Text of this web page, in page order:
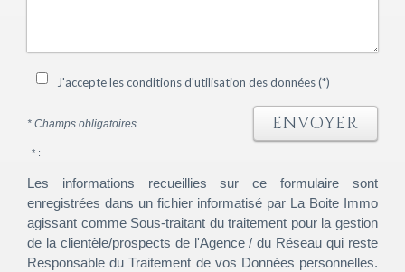
J'accepte les conditions d'utilisation des données (*)
* Champs obligatoires ENVOYER
* :
Les informations recueillies sur ce formulaire sont
enregistrées dans un fichier informatisé par La Boite Immo
agissant comme Sous-traitant du traitement pour la gestion
de la clientèle/prospects de l'Agence / du Réseau qui reste
Responsable du Traitement de vos Données personnelles.